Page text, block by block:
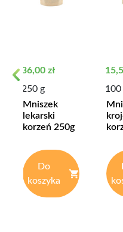
Cena
36,00 zł
250 g
Mniszek
lekarski
korzeń 250g
Do
koszyka
100